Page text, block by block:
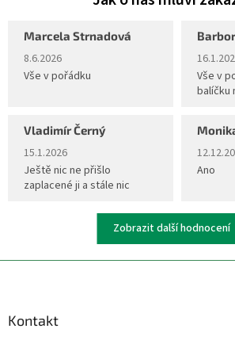
Marcela Strnadová
Hodnocení obchodu je 5 z 5 hvězdiček.
8.6.2026
Vše v pořádku
Vše v
balíčku
Vladimír Černý
Hodnocení obchodu je 5 z 5 hvězdiček.
15.1.2026
Ještě nic ne přišlo
zaplacené ji a stále nic
Ano
Zobrazit další hodnocení
Kontakt